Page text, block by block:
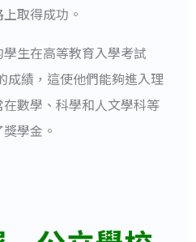
取得成功。
生在高等教育入學考試
成績，這使他們能夠進入理
數學、科學和人文學科等
學金。